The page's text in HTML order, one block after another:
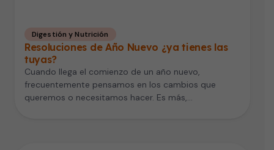
Digestión y Nutrición
Resoluciones de Año Nuevo ¿ya tienes las
tuyas?
Cuando llega el comienzo de un año nuevo,
frecuentemente pensamos en los cambios que
queremos o necesitamos hacer. Es más,…